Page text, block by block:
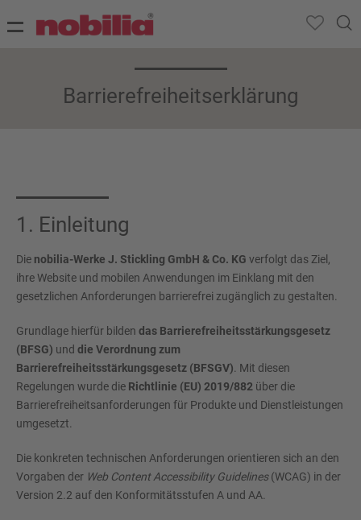
Barrierefreiheitserklärung
1. Einleitung
Die nobilia-Werke J. Stickling GmbH & Co. KG verfolgt das Ziel,
ihre Website und mobilen Anwendungen im Einklang mit den
gesetzlichen Anforderungen barrierefrei zugänglich zu gestalten.
Grundlage hierfür bilden das Barrierefreiheitsstärkungsgesetz
(BFSG) und die Verordnung zum
Barrierefreiheitsstärkungsgesetz (BFSGV) . Mit diesen
Regelungen wurde die Richtlinie (EU) 2019/882 über die
Barrierefreiheitsanforderungen für Produkte und Dienstleistungen
umgesetzt.
Die konkreten technischen Anforderungen orientieren sich an den
Vorgaben der Web Content Accessibility Guidelines(WCAG) in der
Version 2.2 auf den Konformitätsstufen A und AA.